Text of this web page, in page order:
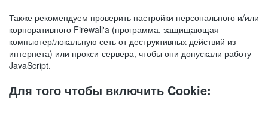
Также рекомендуем проверить настройки персонального и/или
корпоративного Firewall'a (программа, защищающая
компьютер/локальную сеть от деструктивных действий из
интернета) или прокси-сервера, чтобы они допускали работу
JavaScript.
Для того чтобы включить Cookie: